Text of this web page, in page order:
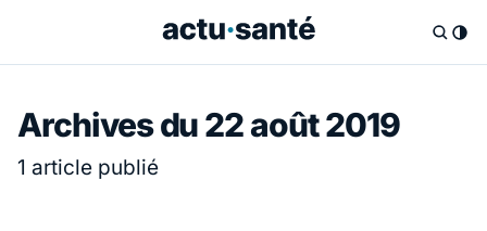
Archives du 22 août 2019
1 article publié